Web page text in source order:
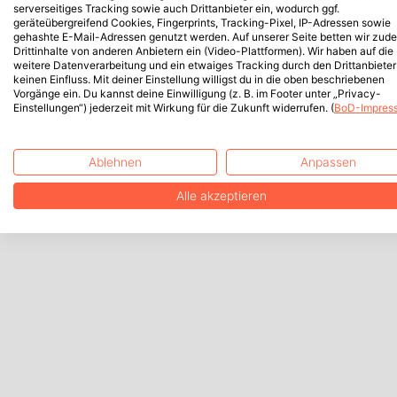
serverseitiges Tracking sowie auch Drittanbieter ein, wodurch ggf.
geräteübergreifend Cookies, Fingerprints, Tracking-Pixel, IP-Adressen sowie
gehashte E-Mail-Adressen genutzt werden. Auf unserer Seite betten wir
Drittinhalte von anderen Anbietern ein (Video-Plattformen). Wir haben auf die
weitere Datenverarbeitung und ein etwaiges Tracking durch den Drittanbieter
keinen Einfluss. Mit deiner Einstellung willigst du in die oben beschriebenen
Vorgänge ein. Du kannst deine Einwilligung (z. B. im Footer unter „Privacy-
Einstellungen“) jederzeit mit Wirkung für die Zukunft widerrufen. (BoD-
Ablehnen Anpassen
Alle akzeptieren